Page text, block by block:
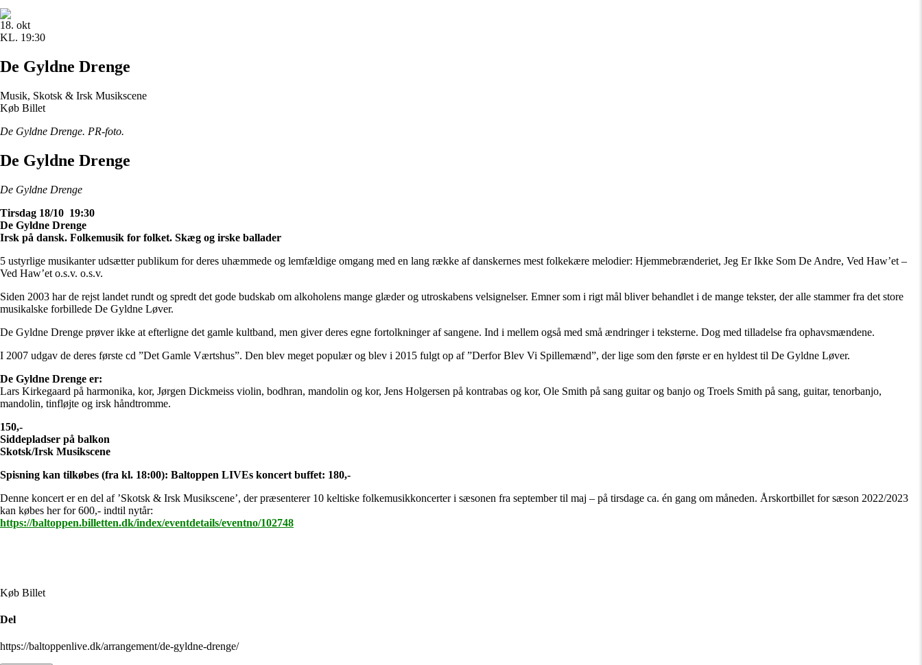
18. okt
KL. 19:30
De Gyldne Drenge
Musik, Skotsk & Irsk Musikscene
Køb Billet
De Gyldne Drenge. PR-foto.
De Gyldne Drenge
De Gyldne Drenge
Tirsdag 18/10 19:30
De Gyldne Drenge
Irsk på dansk. Folkemusik for folket. Skæg og irske ballader
5 ustyrlige musikanter udsætter publikum for deres uhæmmede og lemfældige omgang med en lang række af danskernes mest folkekære melodier: Hjemmebrænderiet, Jeg Er Ikke Som De Andre, Ved Haw’et –
Ved Haw’et o.s.v. o.s.v.
Siden 2003 har de rejst landet rundt og spredt det gode budskab om alkoholens mange glæder og utroskabens velsignelser. Emner som i rigt mål bliver behandlet i de mange tekster, der alle stammer fra det store
musikalske forbillede De Gyldne Løver.
De Gyldne Drenge prøver ikke at efterligne det gamle kultband, men giver deres egne fortolkninger af sangene. Ind i mellem også med små ændringer i teksterne. Dog med tilladelse fra ophavsmændene.
I 2007 udgav de deres første cd ”Det Gamle Værtshus”. Den blev meget populær og blev i 2015 fulgt op af ”Derfor Blev Vi Spillemænd”, der lige som den første er en hyldest til De Gyldne Løver.
De Gyldne Drenge er:
Lars Kirkegaard på harmonika, kor, Jørgen Dickmeiss violin, bodhran, mandolin og kor, Jens Holgersen på kontrabas og kor, Ole Smith på sang guitar og banjo og Troels Smith på sang, guitar, tenorbanjo,
mandolin, tinfløjte og irsk håndtromme.
150,-
Siddepladser på balkon
Skotsk/Irsk Musikscene
Spisning kan tilkøbes (fra kl. 18:00): Baltoppen LIVEs koncert buffet: 180,-
Denne koncert er en del af ’Skotsk & Irsk Musikscene’, der præsenterer 10 keltiske folkemusikkoncerter i sæsonen fra september til maj – på tirsdage ca. én gang om måneden. Årskortbillet for sæson 2022/2023
kan købes her for 600,- indtil nytår:
https://baltoppen.billetten.dk/index/eventdetails/eventno/102748
Køb Billet
Del
https://baltoppenlive.dk/arrangement/de-gyldne-drenge/